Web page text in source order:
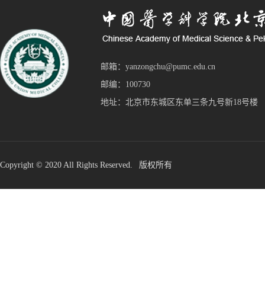
邮箱：yanzongchu@pumc.edu.cn
邮编：100730
地址：北京市东城区东单三条九号新18号楼
Copyright © 2020 All Rights Reserved. 版权所有